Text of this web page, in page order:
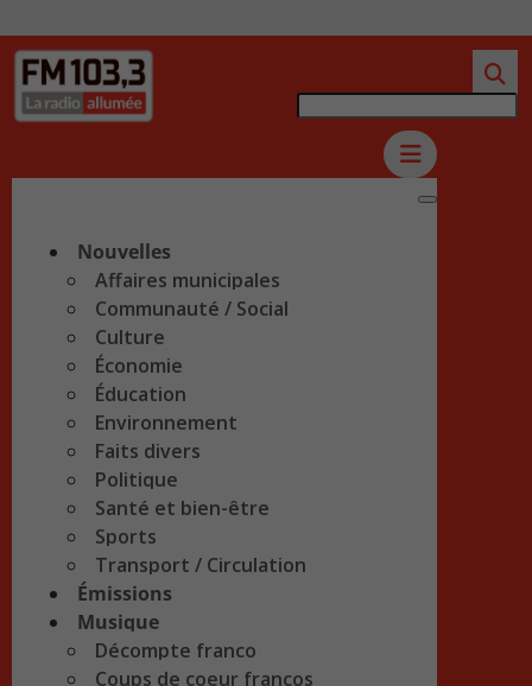
Nouvelles
Affaires municipales
Communauté / Social
Culture
Économie
Éducation
Environnement
Faits divers
Politique
Santé et bien-être
Sports
Transport / Circulation
Émissions
Musique
Décompte franco
Coups de coeur francos